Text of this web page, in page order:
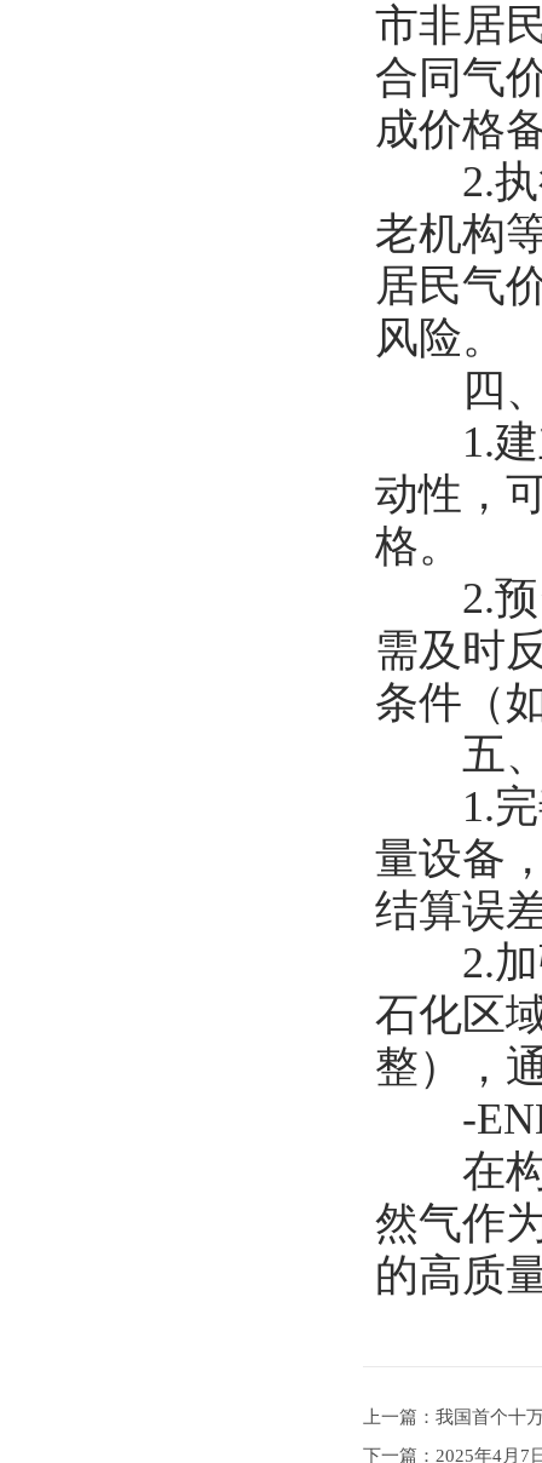
市非居
合同气
成价格
2.执
老机构
居民气
风险。
四、
1.建
动性，
格‌。
2.预
需及时
条件（
五、
1.完
量设备
结算误
2.加
石化区
整‌），
-
在构
然气作
的高质
上一篇：我国首个十
下一篇：2025年4月7